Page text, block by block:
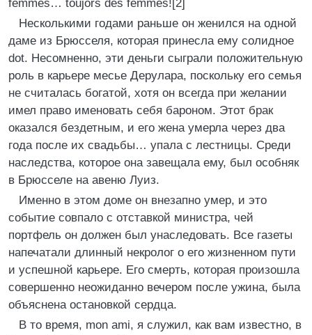
femmes… toujors des femmes![2]
Несколькими годами раньше он женился на одной
даме из Брюсселя, которая принесла ему солидное
dot. Несомненно, эти деньги сыграли положительную
роль в карьере месье Дерулара, поскольку его семья
не считалась богатой, хотя он всегда при желании
имел право именовать себя бароном. Этот брак
оказался бездетным, и его жена умерла через два
года после их свадьбы… упала с лестницы. Среди
наследства, которое она завещала ему, был особняк
в Брюсселе на авеню Луиз.
Именно в этом доме он внезапно умер, и это
событие совпало с отставкой министра, чей
портфель он должен был унаследовать. Все газеты
напечатали длинный некролог о его жизненном пути
и успешной карьере. Его смерть, которая произошла
совершенно неожиданно вечером после ужина, была
объяснена остановкой сердца.
В то время, mon ami, я служил, как вам известно, в